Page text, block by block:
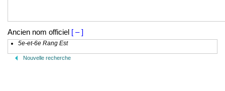
Ancien nom officiel [ – ]
5e-et-6e Rang Est
Nouvelle recherche